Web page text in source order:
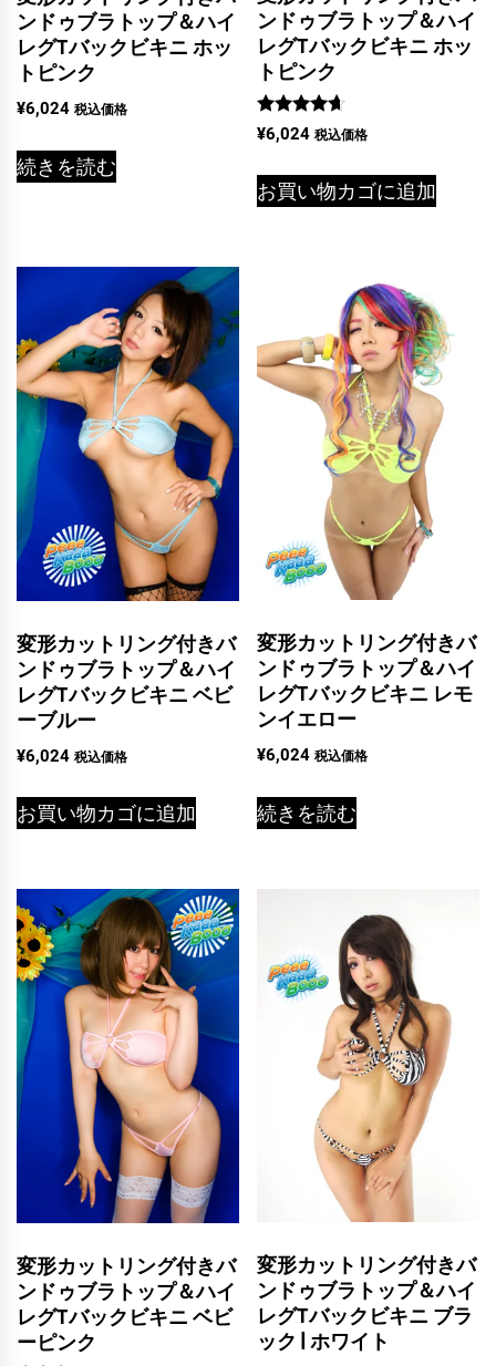
ンドゥブラトップ＆ハイ
レグTバックビキニ ホッ
トピンク
¥6,024 税込価格
続きを読む
ンドゥブラトップ＆ハイ
レグTバックビキニ ホッ
トピンク
5段階中
4.50
¥6,024 税込価格
お買い物カゴに追加
変形カットリング付きバ
ンドゥブラトップ＆ハイ
レグTバックビキニ ベビ
ーブルー
¥6,024 税込価格
お買い物カゴに追加
変形カットリング付きバ
ンドゥブラトップ＆ハイ
レグTバックビキニ レモ
ンイエロー
¥6,024 税込価格
続きを読む
変形カットリング付きバ
ンドゥブラトップ＆ハイ
レグTバックビキニ ベビ
ーピンク
変形カットリング付きバ
ンドゥブラトップ＆ハイ
レグTバックビキニ ブラ
ック | ホワイト